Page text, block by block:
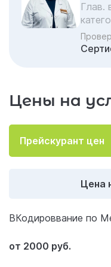
Глав.
Цены на
Прейскурант цен
Цена
ВКодироввание по
от 2000 руб.